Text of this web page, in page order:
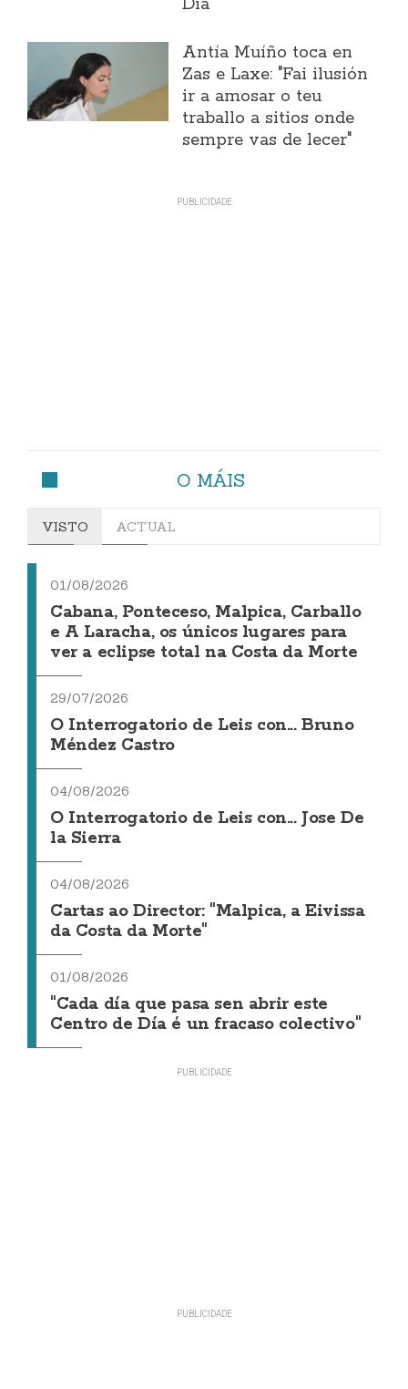
Día
Antía Muíño toca en
Zas e Laxe: "Fai ilusión
ir a amosar o teu
traballo a sitios onde
sempre vas de lecer"
O MÁIS
VISTO ACTUAL
01/08/2026
Cabana, Ponteceso, Malpica, Carballo
e A Laracha, os únicos lugares para
ver a eclipse total na Costa da Morte
29/07/2026
O Interrogatorio de Leis con... Bruno
Méndez Castro
04/08/2026
O Interrogatorio de Leis con... Jose De
la Sierra
04/08/2026
Cartas ao Director: "Malpica, a Eivissa
da Costa da Morte"
01/08/2026
"Cada día que pasa sen abrir este
Centro de Día é un fracaso colectivo"